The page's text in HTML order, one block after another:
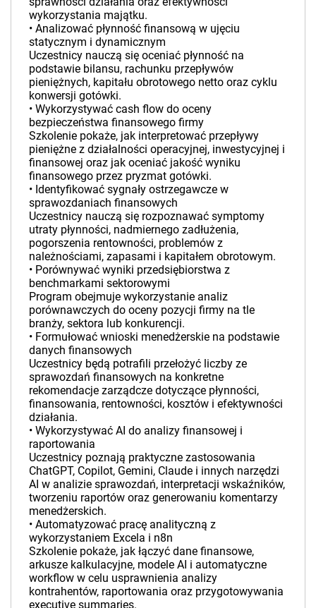
wykorzystania majątku.
• Analizować płynność finansową w ujęciu
statycznym i dynamicznym
Uczestnicy nauczą się oceniać płynność na
podstawie bilansu, rachunku przepływów
pieniężnych, kapitału obrotowego netto oraz cyklu
konwersji gotówki.
• Wykorzystywać cash flow do oceny
bezpieczeństwa finansowego firmy
Szkolenie pokaże, jak interpretować przepływy
pieniężne z działalności operacyjnej, inwestycyjnej i
finansowej oraz jak oceniać jakość wyniku
finansowego przez pryzmat gotówki.
• Identyfikować sygnały ostrzegawcze w
sprawozdaniach finansowych
Uczestnicy nauczą się rozpoznawać symptomy
utraty płynności, nadmiernego zadłużenia,
pogorszenia rentowności, problemów z
należnościami, zapasami i kapitałem obrotowym.
• Porównywać wyniki przedsiębiorstwa z
benchmarkami sektorowymi
Program obejmuje wykorzystanie analiz
porównawczych do oceny pozycji firmy na tle
branży, sektora lub konkurencji.
• Formułować wnioski menedżerskie na podstawie
danych finansowych
Uczestnicy będą potrafili przełożyć liczby ze
sprawozdań finansowych na konkretne
rekomendacje zarządcze dotyczące płynności,
finansowania, rentowności, kosztów i efektywności
działania.
• Wykorzystywać AI do analizy finansowej i
raportowania
Uczestnicy poznają praktyczne zastosowania
ChatGPT, Copilot, Gemini, Claude i innych narzędzi
AI w analizie sprawozdań, interpretacji wskaźników,
tworzeniu raportów oraz generowaniu komentarzy
menedżerskich.
• Automatyzować pracę analityczną z
wykorzystaniem Excela i n8n
Szkolenie pokaże, jak łączyć dane finansowe,
arkusze kalkulacyjne, modele AI i automatyczne
workflow w celu usprawnienia analizy
kontrahentów, raportowania oraz przygotowywania
executive summaries.